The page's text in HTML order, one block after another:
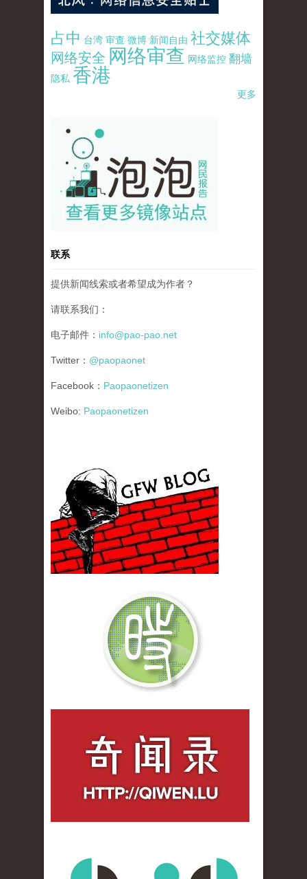
占中 台湾 审查 微博 新闻自由 社交媒体
网络安全 网络审查 网络监控 翻墙
隐私 香港
更多
pao-pao-banner-mirror-site-120814.jpg
联系
提供新闻线索或者希望成为作者？
请联系我们：
电子邮件： info@pao-pao.net
Twitter： @paopaonet
Facebook： Paopaonetizen
Weibo: Paopaonetizen
gfw_blog_small.jpg